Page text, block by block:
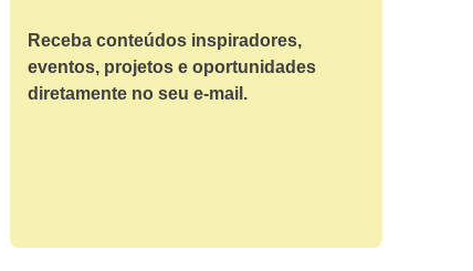
Receba conteúdos inspiradores,
eventos, projetos e oportunidades
diretamente no seu e-mail.